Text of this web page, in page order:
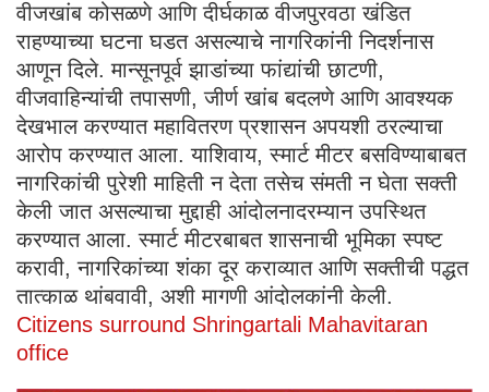
वीजखांब कोसळणे आणि दीर्घकाळ वीजपुरवठा खंडित
राहण्याच्या घटना घडत असल्याचे नागरिकांनी निदर्शनास
आणून दिले. मान्सूनपूर्व झाडांच्या फांद्यांची छाटणी,
वीजवाहिन्यांची तपासणी, जीर्ण खांब बदलणे आणि आवश्यक
देखभाल करण्यात महावितरण प्रशासन अपयशी ठरल्याचा
आरोप करण्यात आला. याशिवाय, स्मार्ट मीटर बसविण्याबाबत
नागरिकांची पुरेशी माहिती न देता तसेच संमती न घेता सक्ती
केली जात असल्याचा मुद्दाही आंदोलनादरम्यान उपस्थित
करण्यात आला. स्मार्ट मीटरबाबत शासनाची भूमिका स्पष्ट
करावी, नागरिकांच्या शंका दूर कराव्यात आणि सक्तीची पद्धत
तात्काळ थांबवावी, अशी मागणी आंदोलकांनी केली.
Citizens surround Shringartali Mahavitaran
office